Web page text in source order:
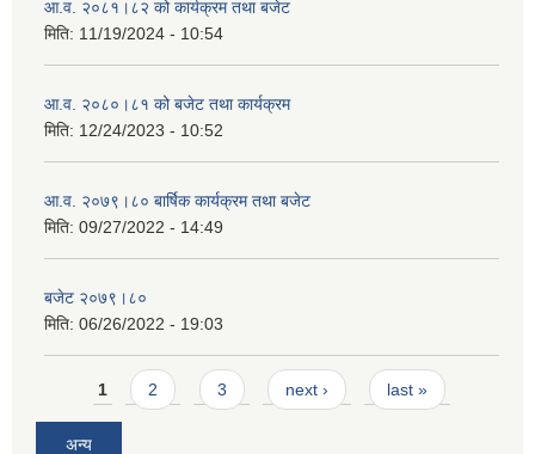
आ.व. २०८१।८२ को कार्यक्रम तथा बजेट
मिति: 11/19/2024 - 10:54
आ.व. २०८०।८१ को बजेट तथा कार्यक्रम
मिति: 12/24/2023 - 10:52
आ.व. २०७९।८० बार्षिक कार्यक्रम तथा बजेट
मिति: 09/27/2022 - 14:49
बजेट २०७९।८०
मिति: 06/26/2022 - 19:03
Pages
1 2 3 next › last »
अन्य